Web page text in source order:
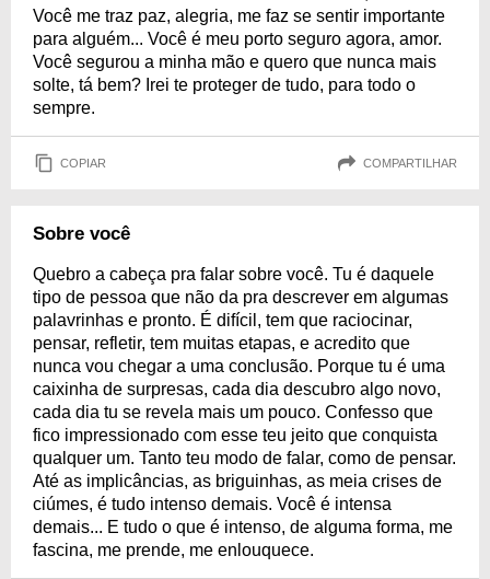
Você me traz paz, alegria, me faz se sentir importante
para alguém... Você é meu porto seguro agora, amor.
Você segurou a minha mão e quero que nunca mais
solte, tá bem? Irei te proteger de tudo, para todo o
sempre.
COPIAR COMPARTILHAR
Sobre você
Quebro a cabeça pra falar sobre você. Tu é daquele
tipo de pessoa que não da pra descrever em algumas
palavrinhas e pronto. É difícil, tem que raciocinar,
pensar, refletir, tem muitas etapas, e acredito que
nunca vou chegar a uma conclusão. Porque tu é uma
caixinha de surpresas, cada dia descubro algo novo,
cada dia tu se revela mais um pouco. Confesso que
fico impressionado com esse teu jeito que conquista
qualquer um. Tanto teu modo de falar, como de pensar.
Até as implicâncias, as briguinhas, as meia crises de
ciúmes, é tudo intenso demais. Você é intensa
demais... E tudo o que é intenso, de alguma forma, me
fascina, me prende, me enlouquece.